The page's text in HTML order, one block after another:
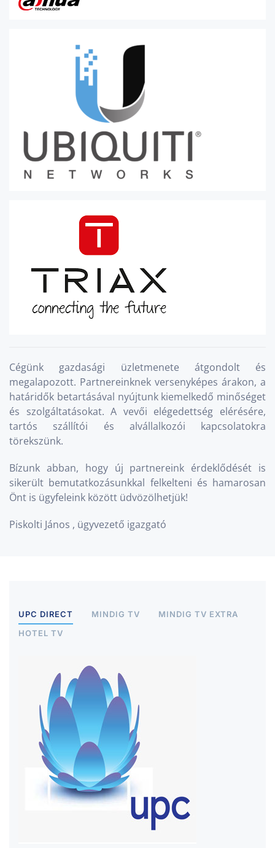
Cégünk gazdasági üzletmenete átgondolt és
megalapozott. Partnereinknek versenyképes árakon, a
határidők betartásával nyújtunk kiemelkedő minőséget
és szolgáltatásokat. A vevői elégedettség elérésére,
tartós szállítói és alvállalkozói kapcsolatokra
törekszünk.
Bízunk abban, hogy új partnereink érdeklődését is
sikerült bemutatkozásunkkal felkelteni és hamarosan
Önt is ügyfeleink között üdvözölhetjük!
Piskolti János , ügyvezető igazgató
UPC DIRECT MINDIG TV
MINDIG TV EXTRA
HOTEL TV